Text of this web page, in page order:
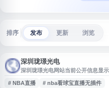
排序 发布 更新 浏览
深圳珑璟光电
深圳珑璟光电网站当前公开信息显
赛事赛程、高清在线观看及解说相
# NBA直播 # nba看球宝直播无插件